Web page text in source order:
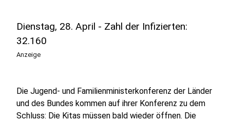
Dienstag, 28. April - Zahl der Infizierten:
32.160
Anzeige
Die Jugend- und Familienministerkonferenz der Länder
und des Bundes kommen auf ihrer Konferenz zu dem
Schluss: Die Kitas müssen bald wieder öffnen. Die